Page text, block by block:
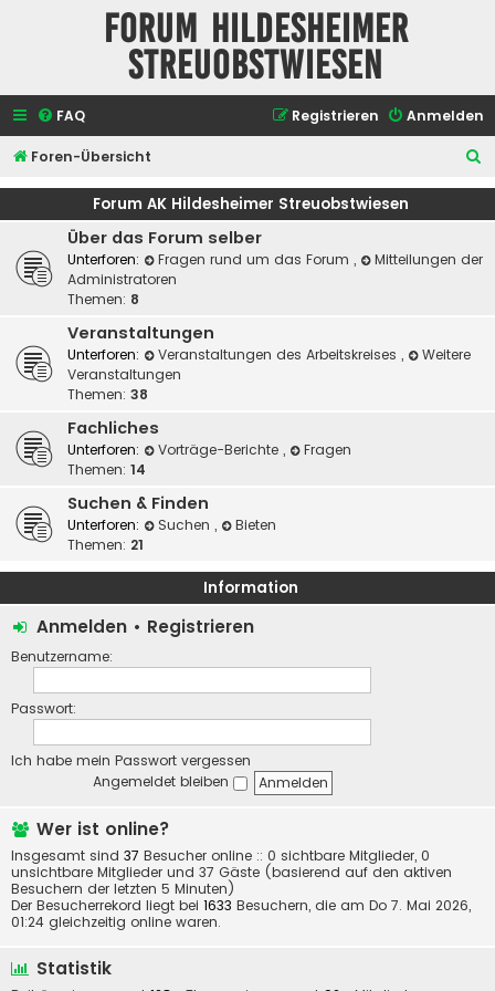
Forum Hildesheimer
Streuobstwiesen
FAQ Anmelden
Registrieren
Foren-Übersicht
u
Forum AK Hildesheimer Streuobstwiesen
Über das Forum selber
Unterforen: Fragen rund um das Forum ,
Mitteilungen der
Administratoren
Themen: 8
Veranstaltungen
Unterforen: Veranstaltungen des Arbeitskreises ,
Weitere
Veranstaltungen
Themen: 38
Fachliches
Unterforen: Vorträge-Berichte ,
Fragen
Themen: 14
Suchen & Finden
Unterforen: Suchen ,
Bieten
Themen: 21
Information
Anmelden • Registrieren
Benutzername:
Passwort:
Ich habe mein Passwort vergessen
Angemeldet bleiben
Wer ist online?
Insgesamt sind 37 Besucher online :: 0 sichtbare Mitglieder, 0
unsichtbare Mitglieder und 37 Gäste (basierend auf den aktiven
Besuchern der letzten 5 Minuten)
Der Besucherrekord liegt bei 1633 Besuchern, die am Do 7. Mai 2026,
01:24 gleichzeitig online waren.
Statistik